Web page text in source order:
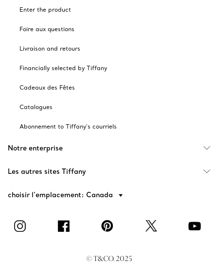
Enter the product
Foire aux questions
Livraison and retours
Financially selected by Tiffany
Cadeaux des Fêtes
Catalogues
Abonnement to Tiffany's courriels
Notre enterprise
Les autres sites Tiffany
choisir l’emplacement: Canada
© T&CO. 2025